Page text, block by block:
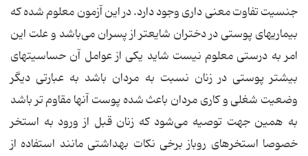
جنسیت تفاوت معنی داری وجود دارد. در این آزمون معلوم شده كه
بیماریهای پوستی در دختران شایعتر از پسران می‌باشد و علت این
امر به درستی معلوم نیست شاید یكی از عوامل آن حساسیتهای
بیشتر پوستی در زنان نسبت به مردان باشد به عبارتی دیگر
وضعیت شغلی و كاری مردان باعث شده پوست آنها مقاوم تر باشد
به همین جهت توصیه می‌شود كه زنان قبل از ورود به استخر
خصوصا استخرهای روباز برخی نكات بهداشتی مانند استفاده از